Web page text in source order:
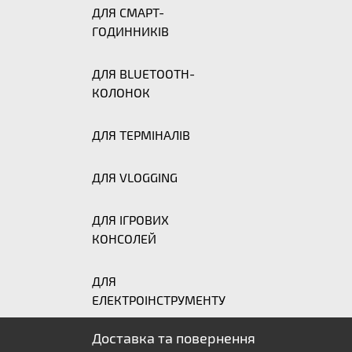
ДЛЯ СМАРТ-
ГОДИННИКІВ
ДЛЯ BLUETOOTH-
КОЛОНОК
ДЛЯ ТЕРМІНАЛІВ
ДЛЯ VLOGGING
ДЛЯ ІГРОВИХ
КОНСОЛЕЙ
ДЛЯ
ЕЛЕКТРОІНСТРУМЕНТУ
Доставка та повернення